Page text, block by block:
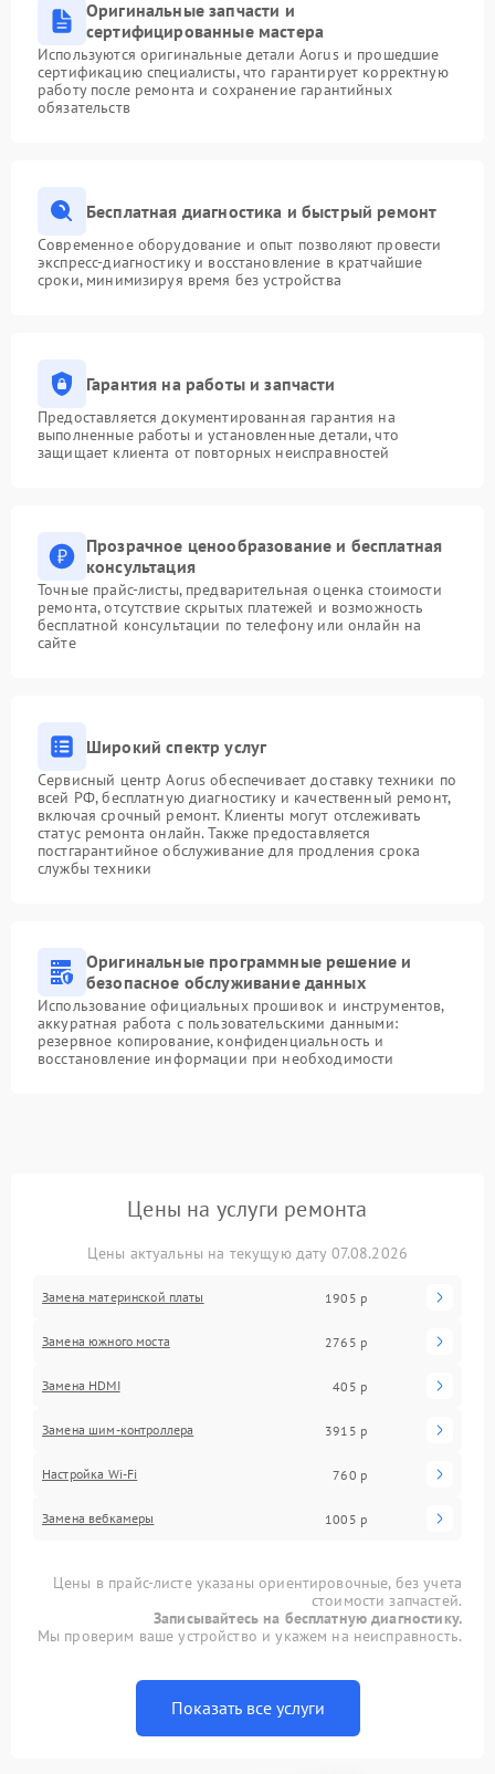
Оригинальные запчасти и
сертифицированные мастера
Используются оригинальные детали Aorus и прошедшие
сертификацию специалисты, что гарантирует корректную
работу после ремонта и сохранение гарантийных
обязательств
Бесплатная диагностика и быстрый ремонт
Современное оборудование и опыт позволяют провести
экспресс-диагностику и восстановление в кратчайшие
сроки, минимизируя время без устройства
Гарантия на работы и запчасти
Предоставляется документированная гарантия на
выполненные работы и установленные детали, что
защищает клиента от повторных неисправностей
Прозрачное ценообразование и бесплатная
консультация
Точные прайс-листы, предварительная оценка стоимости
ремонта, отсутствие скрытых платежей и возможность
бесплатной консультации по телефону или онлайн на
сайте
Широкий спектр услуг
Сервисный центр Aorus обеспечивает доставку техники по
всей РФ, бесплатную диагностику и качественный ремонт,
включая срочный ремонт. Клиенты могут отслеживать
статус ремонта онлайн. Также предоставляется
постгарантийное обслуживание для продления срока
службы техники
Оригинальные программные решение и
безопасное обслуживание данных
Использование официальных прошивок и инструментов,
аккуратная работа с пользовательскими данными:
резервное копирование, конфиденциальность и
восстановление информации при необходимости
Цены на услуги ремонта
Цены актуальны на текущую дату 07.08.2026
Замена материнской платы 1905 р
Замена южного моста 2765 р
Замена HDMI 405 р
Замена шим-контроллера 3915 р
Настройка Wi-Fi 760 р
Замена вебкамеры 1005 р
Цены в прайс-листе указаны ориентировочные, без учета
стоимости запчастей.
Записывайтесь на бесплатную диагностику.
Мы проверим ваше устройство и укажем на неисправность.
Показать все услуги